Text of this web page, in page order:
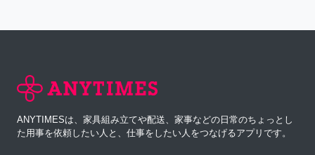
ANYTIMESは、家具組み立てや配送、家事などの日常のちょっとし
た用事を依頼したい人と、仕事をしたい人をつなげるアプリです。